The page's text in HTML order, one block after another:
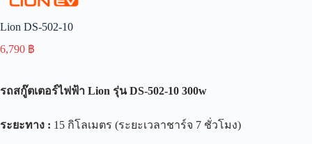
Lion DS-502-10
6,790 ฿
รถสกู๊ตเตอร์ไฟฟ้า Lion รุ่นDS-502-10 300w
ระยะทาง : 15 กิโลเมตร (ระยะเวลาชาร์จ 7 ชั่วโมง)